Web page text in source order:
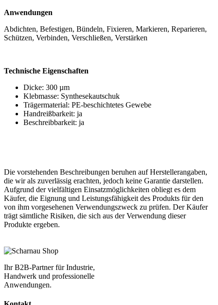
Anwendungen
Abdichten, Befestigen, Bündeln, Fixieren, Markieren, Reparieren,
Schützen, Verbinden, Verschließen, Verstärken
Technische Eigenschaften
Dicke: 300 µm
Klebmasse: Synthesekautschuk
Trägermaterial: PE-beschichtetes Gewebe
Handreißbarkeit: ja
Beschreibbarkeit: ja
Die vorstehenden Beschreibungen beruhen auf Herstellerangaben,
die wir als zuverlässig erachten, jedoch keine Garantie darstellen.
Aufgrund der vielfältigen Einsatzmöglichkeiten obliegt es dem
Käufer, die Eignung und Leistungsfähigkeit des Produkts für den
von ihm vorgesehenen Verwendungszweck zu prüfen. Der Käufer
trägt sämtliche Risiken, die sich aus der Verwendung dieser
Produkte ergeben.
Ihr B2B-Partner für Industrie,
Handwerk und professionelle
Anwendungen.